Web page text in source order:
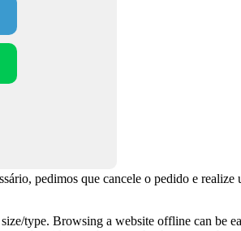
pedimos que cancele o pedido e realize
type. Browsing a website offline can be